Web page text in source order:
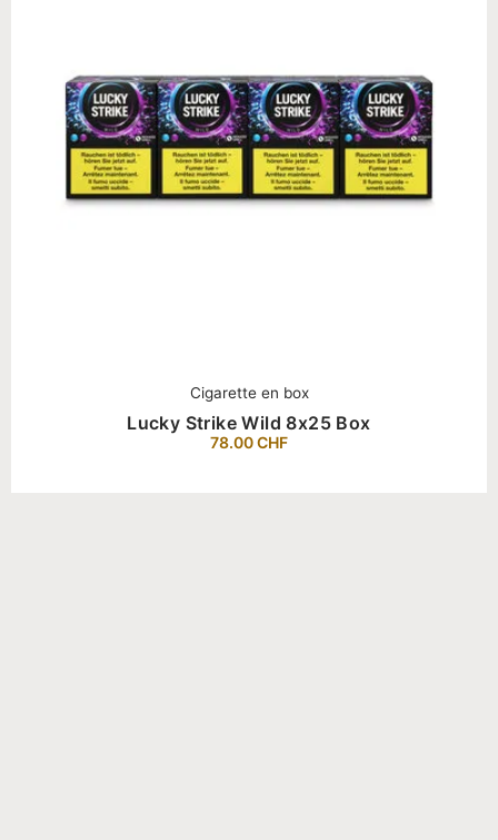
Cigarette en box
Lucky Strike Wild 8x25 Box
78.00CHF